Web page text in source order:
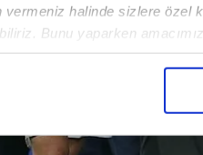
vermeniz halinde sizlere özel
Bunu yaparken
adına elimizden gelen